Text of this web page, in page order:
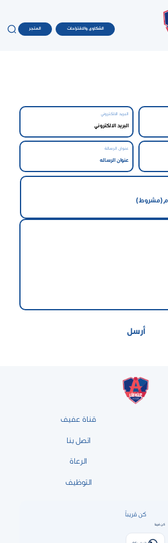
الشكاوى والاقتراحات المتجر
البريد الالكتروني
عنوان الرسالة
(مشروط)
قناة عفيف
اتصل بنا
الرعاة
التوظيف
كن قريباً
كن قريبًا